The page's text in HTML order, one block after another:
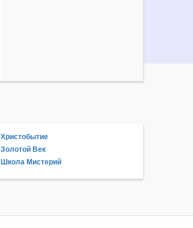
Христобытие
Золотой Век
Школа Мистерий